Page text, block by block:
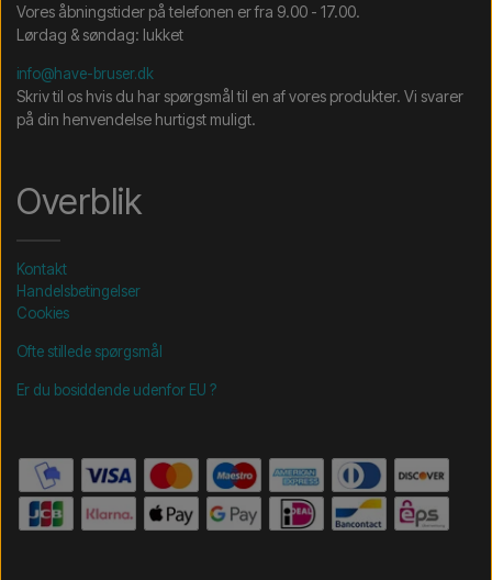
Vores åbningstider på telefonen er fra 9.00 - 17.00.
Lørdag & søndag: lukket
info@have-bruser.dk
Skriv til os hvis du har spørgsmål til en af vores produkter. Vi svarer
på din henvendelse hurtigst muligt.
Overblik
Kontakt
Handelsbetingelser
Cookies
Ofte stillede spørgsmål
Er du bosiddende udenfor EU ?